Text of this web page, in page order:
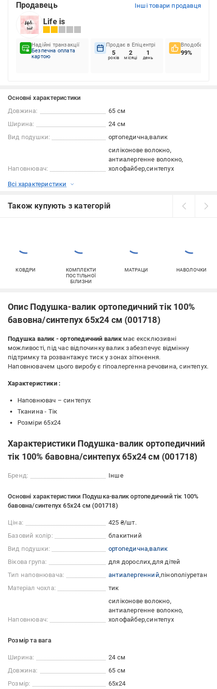
Продавець Інші товари продавця
Life is
Надійні транзакції
Безпечна оплата
картою
Продає в Епіцентрі
5
років
2
місяці
1
день
Вподобання
99%
Основні характеристики
Довжина:
65 см
Ширина:
24 см
Вид подушки:
ортопедична валик
Наповнювач:
силіконове волокно
антиалергенне волокно
холофайбер синтепух
Всі характеристики
Також купують з категорій
КОВДРИ
КОМПЛЕКТИ
ПОСТІЛЬНОЇ
БІЛИЗНИ
МАТРАЦИ НАВОЛОЧКИ
Опис Подушка-валик ортопедичний тік 100%
бавовна/синтепух 65х24 см (001718)
Подушка валик - ортопедичний валик має ексклюзивні
можливості, під час відпочинку валик забезпечує відмінну
підтримку та розвантажує тиск у зонах зіткнення.
Наповнювачем цього виробу є гіпоалергенна речовина, синтепух.
Характеристики :
Наповнювач – синтепух
Тканина - Тік
Розміри 65х24
Характеристики Подушка-валик ортопедичний
тік 100% бавовна/синтепух 65х24 см (001718)
Бренд: Інше
Основні характеристики Подушка-валик ортопедичний тік 100%
бавовна/синтепух 65х24 см (001718)
Ціна:
425 ₴/шт.
Базовий колір:
блакитний
Вид подушки:
ортопедична валик
Вікова група:
для дорослих для дітей
Тип наповнювача:
антиалергенний пінополіуретан
Матеріал чохла:
тик
Наповнювач:
силіконове волокно
антиалергенне волокно
холофайбер синтепух
Розмір та вага
Ширина:
24 см
Довжина:
65 см
Розмір:
65x24